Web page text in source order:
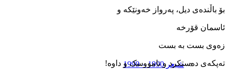
شیعر 1990 – 1999
بۆ باڵنده‌ی دیل، په‌رواز خه‌ونێکه ‌و
ئاسمان قۆرخه
زه‌وی بست‌ به ‌بست
ته‌پکه‌ی ده‌ستکرد و تامووسک و داوه!